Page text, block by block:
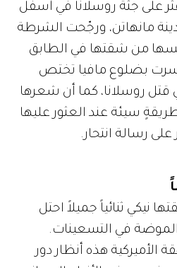
في 28 يونيو 2008 عثر على جثة روسلانا في أسفل
مانهاتن، ورجّحت الشرطة
من شقتها في الطابق
سرت بضلوع مافيا تختص
قتل روسلانا، كما أن شعرها
سيئة عند العثور عليها
رسالة انتحار.
ثنائياً جميلاً احتل
في التسعينات.
الأميركية هذه أنظار دور